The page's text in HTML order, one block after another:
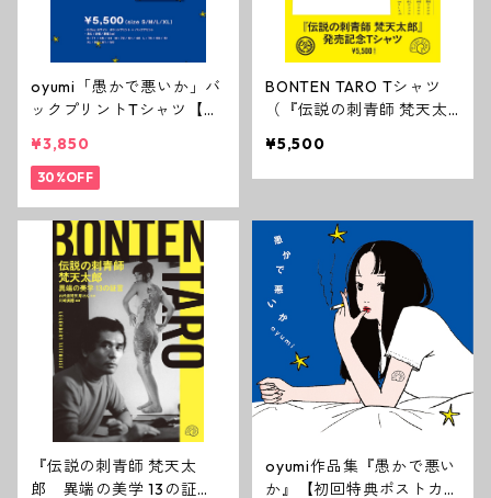
oyumi「愚かで悪いか」バ
ックプリントTシャツ【ス
¥3,850
30%OFF
BONTEN TARO Tシャツ
（『伝説の刺青師 梵天太
発売記念）
¥5,500
『伝説の刺青師 梵天太
郎 異端の美学 13の証
oyumi作品集『愚かで悪い
か』【初回特典ポストカー